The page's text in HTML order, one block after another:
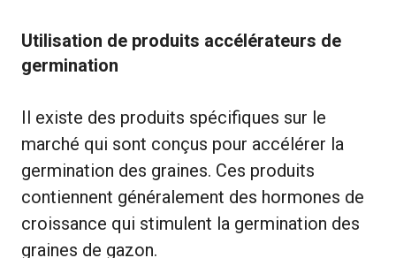
Utilisation de produits accélérateurs de
germination
Il existe des produits spécifiques sur le
marché qui sont conçus pour accélérer la
germination des graines. Ces produits
contiennent généralement des hormones de
croissance qui stimulent la germination des
graines de gazon.